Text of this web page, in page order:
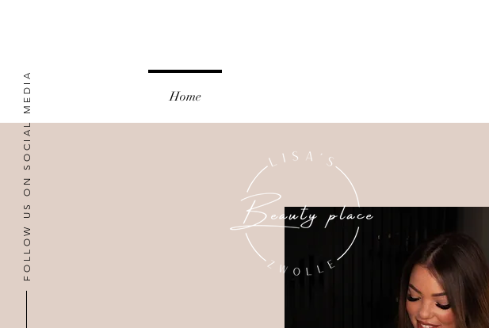
FOLLOW US ON SOCIAL MEDIA Home